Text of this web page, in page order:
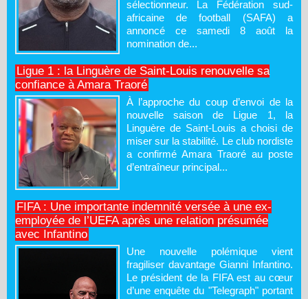
sélectionneur. La Fédération sud-
africaine de football (SAFA) a
annoncé ce samedi 8 août la
nomination de...
Ligue 1 : la Linguère de Saint-Louis renouvelle sa
confiance à Amara Traoré
À l’approche du coup d’envoi de la
nouvelle saison de Ligue 1, la
Linguère de Saint-Louis a choisi de
miser sur la stabilité. Le club nordiste
a confirmé Amara Traoré au poste
d’entraîneur principal...
FIFA : Une importante indemnité versée à une ex-
employée de l’UEFA après une relation présumée
avec Infantino
Une nouvelle polémique vient
fragiliser davantage Gianni Infantino.
Le président de la FIFA est au cœur
d’une enquête du "Telegraph" portant